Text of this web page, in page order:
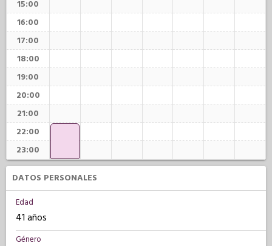
15:00
16:00
17:00
18:00
19:00
20:00
21:00
22:00
23:00
DATOS PERSONALES
Edad
41 años
Género